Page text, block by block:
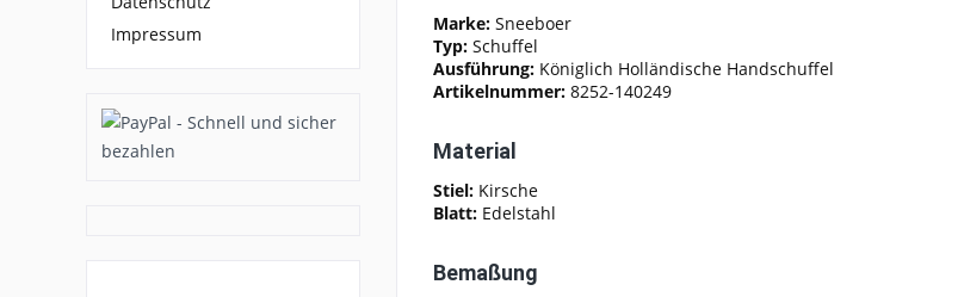
Impressum
Marke: Sneeboer
Typ: Schuffel
Ausführung: Königlich Holländische Handschuffel
Artikelnummer: 8252-140249
Material
Stiel: Kirsche
Blatt: Edelstahl
Bemaßung